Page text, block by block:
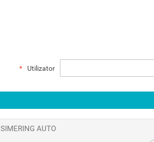
Utilizator
SIMERING AUTO